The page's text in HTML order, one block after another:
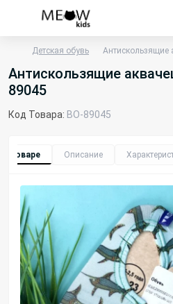
Детская обувь Антискользящие
Антискользящие
89045
Код Товара: BO-89045
о товаре Описание